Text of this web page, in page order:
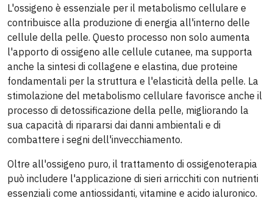
L'ossigeno è essenziale per il metabolismo cellulare e
contribuisce alla produzione di energia all'interno delle
cellule della pelle. Questo processo non solo aumenta
l'apporto di ossigeno alle cellule cutanee, ma supporta
anche la sintesi di collagene e elastina, due proteine
fondamentali per la struttura e l'elasticità della pelle. La
stimolazione del metabolismo cellulare favorisce anche il
processo di detossificazione della pelle, migliorando la
sua capacità di ripararsi dai danni ambientali e di
combattere i segni dell'invecchiamento.
Oltre all'ossigeno puro, il trattamento di ossigenoterapia
può includere l'applicazione di sieri arricchiti con nutrienti
essenziali come antiossidanti, vitamine e acido ialuronico.